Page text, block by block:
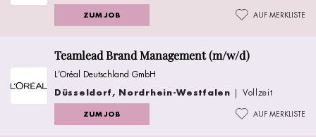
ZUM JOB AUF MERKLISTE
Teamlead Brand Management (m/w/d)
L’Oréal Deutschland GmbH
Düsseldorf, Nordrhein-Westfalen | Vollzeit
ZUM JOB AUF MERKLISTE